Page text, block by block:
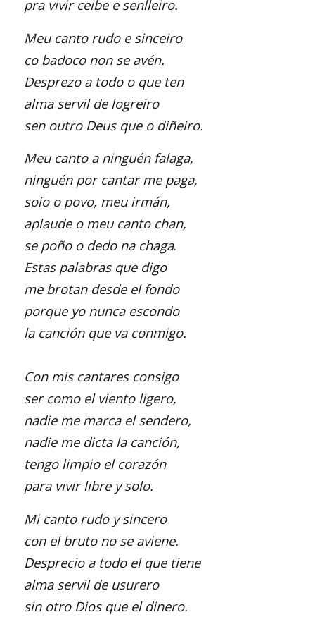
pra vivir ceibe e senlleiro.
Meu canto rudo e sinceiro
co badoco non se avén.
Desprezo a todo o que ten
alma servil de logreiro
sen outro Deus que o diñeiro.
Meu canto a ninguén falaga,
ninguén por cantar me paga,
soio o povo, meu irmán,
aplaude o meu canto chan,
se poño o dedo na chaga.
Estas palabras que digo
me brotan desde el fondo
porque yo nunca escondo
la canción que va conmigo.
Con mis cantares consigo
ser como el viento ligero,
nadie me marca el sendero,
nadie me dicta la canción,
tengo limpio el corazón
para vivir libre y solo.
Mi canto rudo y sincero
con el bruto no se aviene.
Desprecio a todo el que tiene
alma servil de usurero
sin otro Dios que el dinero.